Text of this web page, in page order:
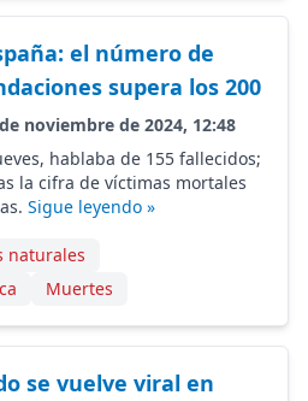
el número de
supera los 200
noviembre de 2024, 12:48
hablaba de 155 fallecidos;
la cifra de víctimas mortales
Sigue leyendo »
naturales
Muertes
se vuelve viral en